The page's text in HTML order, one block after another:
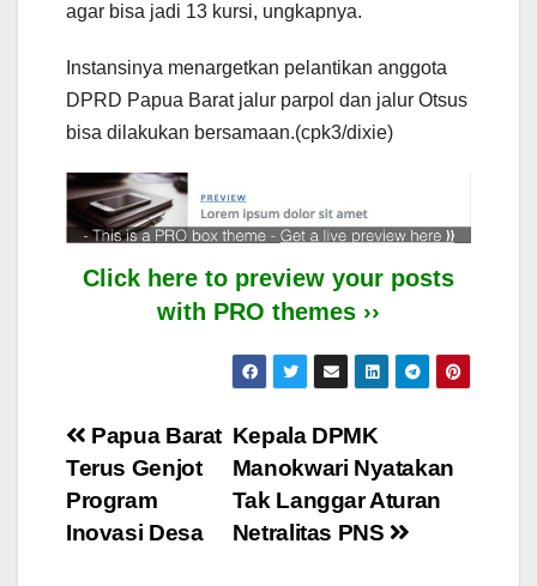
agar bisa jadi 13 kursi, ungkapnya.
Instansinya menargetkan pelantikan anggota
DPRD Papua Barat jalur parpol dan jalur Otsus
bisa dilakukan bersamaan.(cpk3/dixie)
Click here to preview your posts
with PRO themes ››
Post
navigation
Kepala DPMK
Manokwari Nyatakan
Tak Langgar Aturan
Netralitas PNS
Papua Barat
Terus Genjot
Program
Inovasi Desa